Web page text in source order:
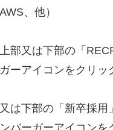
、他）
部又は下部の「
ーアイコンをクリ
は下部の「新卒採